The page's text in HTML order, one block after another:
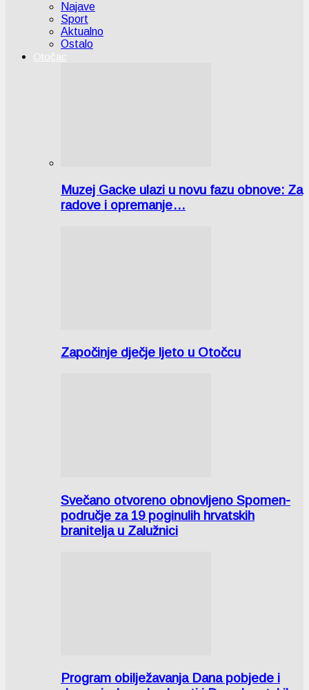
Najave
Sport
Aktualno
Ostalo
Otočac
Muzej Gacke ulazi u novu fazu obnove: Za
radove i opremanje…
Započinje dječje ljeto u Otočcu
Svečano otvoreno obnovljeno Spomen-
područje za 19 poginulih hrvatskih
branitelja u Zalužnici
Program obilježavanja Dana pobjede i